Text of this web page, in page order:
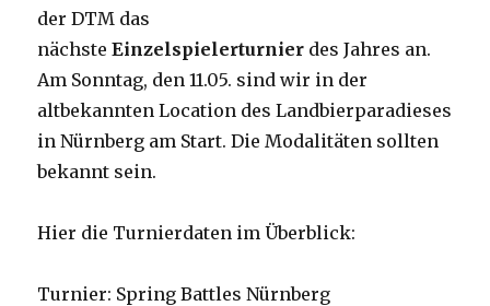
der DTM das
nächsteEinzelspielerturnier des Jahres an.
Am Sonntag, den 11.05. sind wir in der
altbekannten Location des Landbierparadieses
in Nürnberg am Start. Die Modalitäten sollten
bekannt sein.
Hier die Turnierdaten im Überblick:
Turnier: Spring Battles Nürnberg